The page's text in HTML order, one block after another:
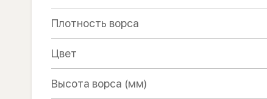
Плотность ворса
Цвет
Высота ворса (мм)